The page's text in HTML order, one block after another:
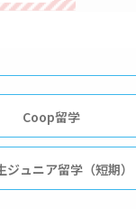
Coop留学
ジュニア留学（短期）